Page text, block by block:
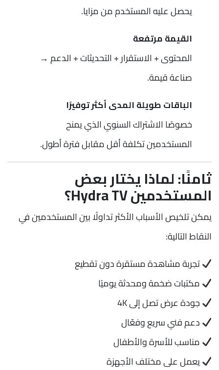
يحصل عليه المستخدم من مزايا.
القيمة مرتفعة
المحتوى + الاستقرار + التحديثات + الدعم →
صناعة قيمة.
الباقات طويلة المدى أكثر توفيرًا
خصوصًا الاشتراك السنوي الذي يمنح
المستخدمين تكلفة أقل مقابل فترة أطول.
ثامنًا: لماذا يختار بعض
المستخدمين Hydra TV؟
يمكن تلخيص الأسباب الأكثر تداولًا بين المستخدمين في
النقاط التالية:
تجربة مشاهدة مستقرة دون تقطيع
مكتبات ضخمة ومحدثة يوميًا
جودة عرض تصل إلى 4K
دعم فني سريع وفعّال
مناسب للأسرة والأطفال
يعمل على مختلف الأجهزة